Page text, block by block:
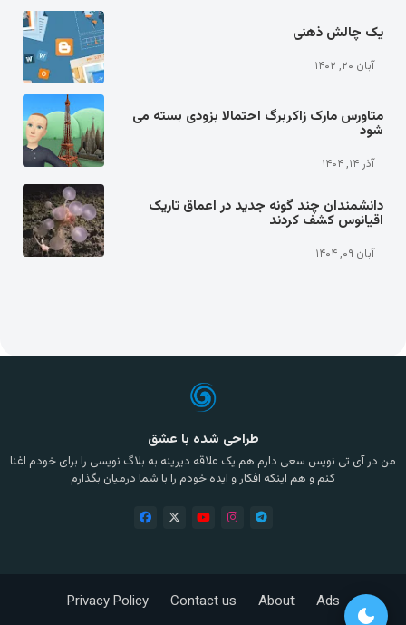
یک چالش ذهنی
آبان ۲۰, ۱۴۰۲
متاورس مارک زاکربرگ احتمالا بزودی بسته می
شود
آذر ۱۴, ۱۴۰۴
دانشمندان چند گونه جدید در اعماق تاریک
اقیانوس کشف کردند
آبان ۰۹, ۱۴۰۴
طراحی شده با عشق
من در آی تی نویس سعی دارم هم یک علاقه دیرینه به بلاگ نویسی را برای خودم اغنا
کنم و هم اینکه افکار و ایده خودم را با شما درمیان بگذارم
Ads
About
Contact us
Privacy Policy
dark_mode